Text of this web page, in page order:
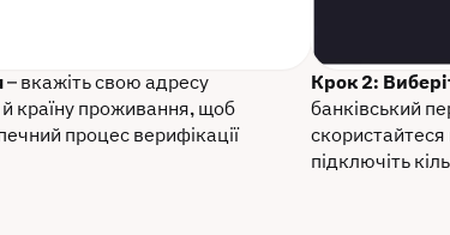
– вкажіть свою адресу
країну проживання, щоб
процес верифікації
Крок 2:
банківський
підключіть